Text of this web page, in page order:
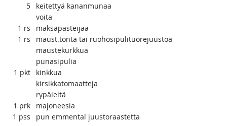
5
keitettyä kananmunaa
voita
1 rs
maksapasteijaa
1 rs
maust.tonta tai ruohosipulituorejuustoa
maustekurkkua
punasipulia
1 pkt
kinkkua
kirsikkatomaatteja
rypäleitä
1 prk
majoneesia
1 pss pun emmental juustoraastetta